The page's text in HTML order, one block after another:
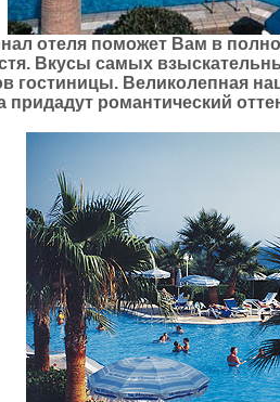
отеля поможет Вам в
Вкусы самых
гостиницы. Великолепная
придадут романтический